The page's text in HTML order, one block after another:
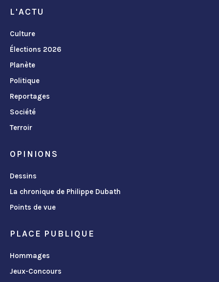
L'ACTU
Culture
Élections 2026
Planète
Politique
Reportages
Société
Terroir
OPINIONS
Dessins
La chronique de Philippe Dubath
Points de vue
PLACE PUBLIQUE
Hommages
Jeux-Concours